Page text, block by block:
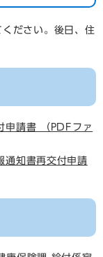
ださい。後日、住
申請書 （PDFファ
通知書再交付申請